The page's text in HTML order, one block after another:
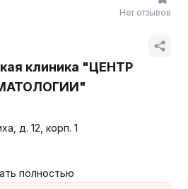
клиника "ЦЕНТР
д. 12, корп. 1
полностью
Нет отзывов